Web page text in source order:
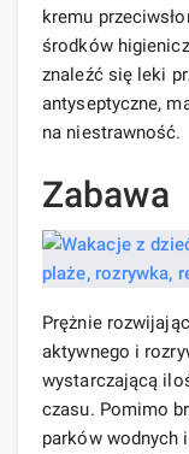
kremu
środków
znaleźć się leki
antyseptyczne,
na niestrawność.
Zabawa
Prężnie
aktywnego i
wystarczającą
czasu. Pomimo
parków wodnych